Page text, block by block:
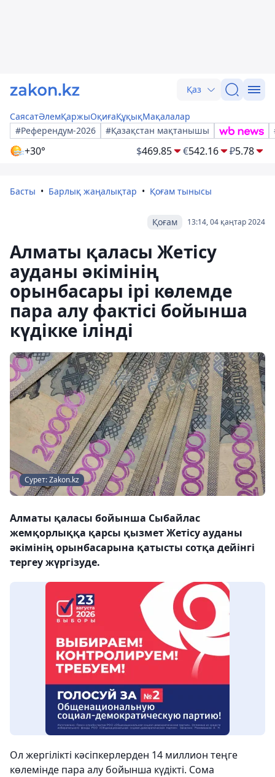
Қаз
СаясатӘлемҚаржыОқиғаҚұқықМақалалар
#Референдум-2026
#Қазақстан мақтанышы
+30° $469.85 €542.16 ₽5.78
Басты Барлық жаңалықтар Қоғам тынысы
13:14, 04 қаңтар 2024
Қоғам
Алматы қаласы Жетісу
ауданы әкімінің
орынбасары ірі көлемде
пара алу фактісі бойынша
күдікке ілінді
Сурет: Zakon.kz
Алматы қаласы бойынша Сыбайлас
жемқорлыққа қарсы қызмет Жетісу ауданы
әкімінің орынбасарына қатысты сотқа дейінгі
тергеу жүргізуде.
Ол жергілікті кәсіпкерлерден 14 миллион теңге
көлемінде пара алу бойынша күдікті. Сома